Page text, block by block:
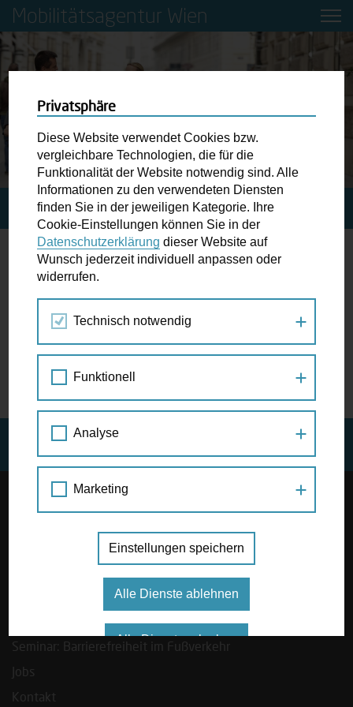
Mobilitätsagentur Wien
STARTSEITE JOBS
Jobs
besetzt.
Initiativbewerbungen senden Sie bitte
office@mobilitaetsagentur.at
Jetzt Newsletter bestellen
Seminar: Barrierefreiheit im Fußverkehr
Jobs
Kontakt
Privatsphäre
Diese Website verwendet Cookies bzw.
vergleichbare Technologien, die für die
Funktionalität der Website notwendig sind. Alle
Informationen zu den verwendeten Diensten
finden Sie in der jeweiligen Kategorie. Ihre
Cookie-Einstellungen können Sie in der
Datenschutzerklärung dieser Website auf
Wunsch jederzeit individuell anpassen oder
widerrufen.
Technisch notwendig
Funktionell
Analyse
Marketing
Einstellungen speichern
Alle Dienste ablehnen
Alle Dienste erlauben